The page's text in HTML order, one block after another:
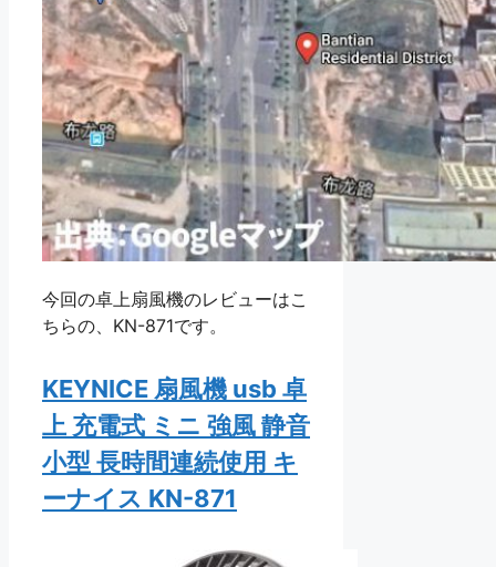
今回の卓上扇風機のレビューはこ
ちらの、KN-871です。
KEYNICE 扇風機 usb 卓
上 充電式 ミニ 強風 静音
小型 長時間連続使用 キ
ーナイス KN-871